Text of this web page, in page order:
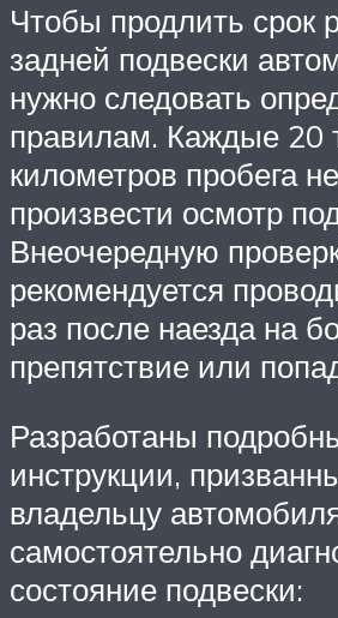
Чтобы продлить срок
задней подвески
нужно следовать
правилам. Каждые 20
километров пробега
произвести осмотр
Внеочередную
рекомендуется
раз после наезда на
препятствие или
Разработаны
инструкции,
владельцу
самостоятельно
состояние подвески: